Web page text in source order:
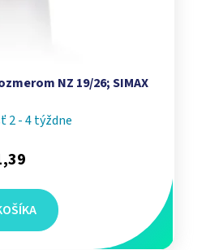
NZ 19/26; SIMAX
2 - 4 týždne